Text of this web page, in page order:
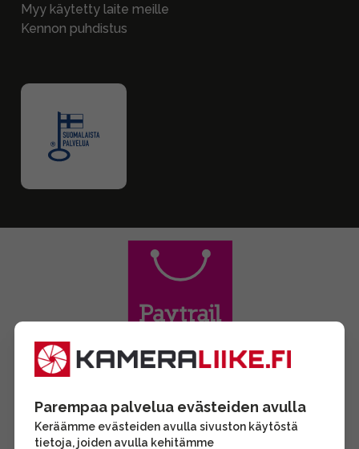
Myy käytetty laite meille
Kennon puhdistus
Parempaa palvelua evästeiden avulla
Keräämme evästeiden avulla sivuston käytöstä
tietoja, joiden avulla kehitämme